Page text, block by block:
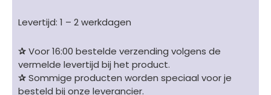
Levertijd: 1 – 2 werkdagen
✰Voor 16:00 bestelde verzending volgens de
vermelde levertijd bij het product.
✰Sommige producten worden speciaal voor je
besteld bij onze leverancier.